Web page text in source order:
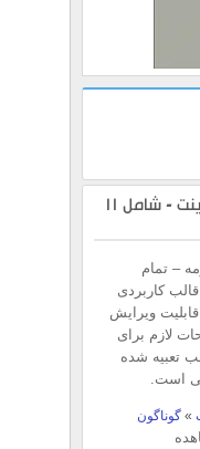
دانلود قالب رزومه برای پاورپوینت - شامل 11
– تمام
کاربردی
ویرایش
لازم برای
تعبیه شده
است.
» گوناگون